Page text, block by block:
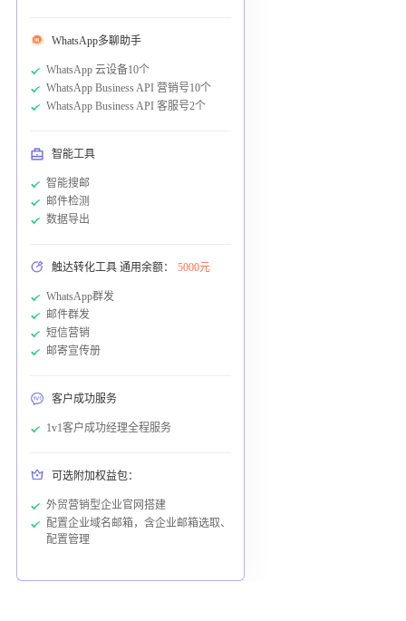
WhatsApp多聊助手
WhatsApp 云设备10个
WhatsApp Business API 营销号10个
WhatsApp Business API 客服号2个
智能工具
智能搜邮
邮件检测
数据导出
触达转化工具 通用余额： 5000元
WhatsApp群发
邮件群发
短信营销
邮寄宣传册
客户成功服务
1v1客户成功经理全程服务
可选附加权益包：
外贸营销型企业官网搭建
配置企业域名邮箱，含企业邮箱选取、
配置管理